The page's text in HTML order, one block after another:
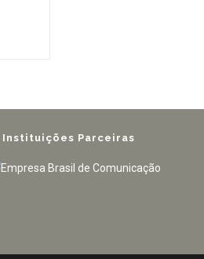
Instituições Parceiras